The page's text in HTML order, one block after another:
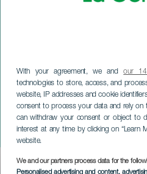
With your agreement, we andour
technologies to store, access, and
website, IP addresses and cookie
consent to process your data and rely on
can withdraw your consent or object to
interest at any time by clicking on “Learn
website.
We and our partners process data for the
Personalised advertising and content,
Filharmonisch
Gran Canaria
LA GOMERA
Imagen